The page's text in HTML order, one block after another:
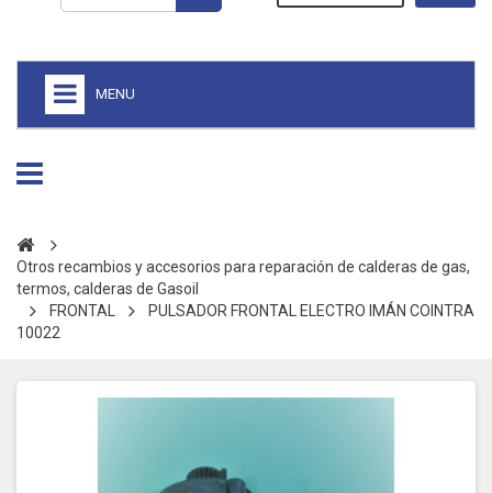
MENU
Otros recambios y accesorios para reparación de calderas de gas,
termos, calderas de Gasoil
FRONTAL
PULSADOR FRONTAL ELECTRO IMÁN COINTRA
10022